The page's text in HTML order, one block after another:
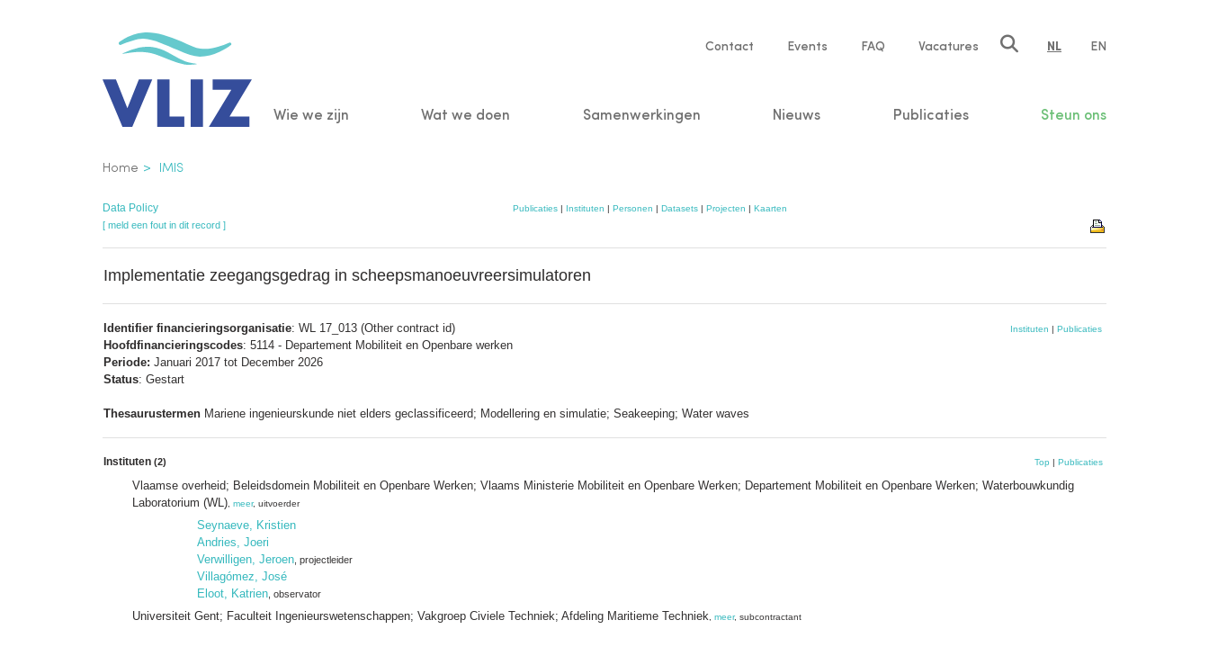
Service
Contact Events FAQ Vacatures NL EN
Main
Wie we zijn Wat we doen Samenwerkingen Nieuws Publicaties Steun ons
Kruimelpad
Home IMIS
Data Policy Publicaties| Instituten | Personen | Datasets| Projecten | Kaarten
[ meld een fout in dit record ]
Implementatie zeegangsgedrag in scheepsmanoeuvreersimulatoren
Identifier financieringsorganisatie: WL 17_013 (Other contract id)
Hoofdfinancieringscodes: 5114 - Departement Mobiliteit en Openbare werken
Periode: Januari 2017 tot December 2026
Status: Gestart
Thesaurustermen Mariene ingenieurskunde niet elders geclassificeerd; Modellering en simulatie; Seakeeping; Water waves
Instituten | Publicaties
Instituten (2) Top | Publicaties
Vlaamse overheid; Beleidsdomein Mobiliteit en Openbare Werken; Vlaams Ministerie Mobiliteit en Openbare Werken; Departement Mobiliteit en Openbare Werken; Waterbouwkundig
Laboratorium (WL) meer, uitvoerder
Seynaeve, Kristien
Andries, Joeri
Verwilligen, Jeroen , projectleider
Villagómez, José
Eloot, Katrien , observator
Universiteit Gent; Faculteit Ingenieurswetenschappen; Vakgroep Civiele Techniek; Afdeling Maritieme Techniek meer, subcontractant